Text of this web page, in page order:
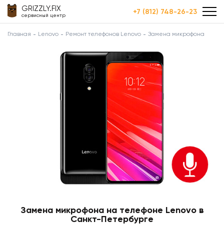
GRIZZLY.FIX
сервисный центр +7 (812) 748-26-23
Главная Lenovo Ремонт телефонов Lenovo Замена микрофона
Замена микрофона на телефоне Lenovo в
Санкт-Петербурге